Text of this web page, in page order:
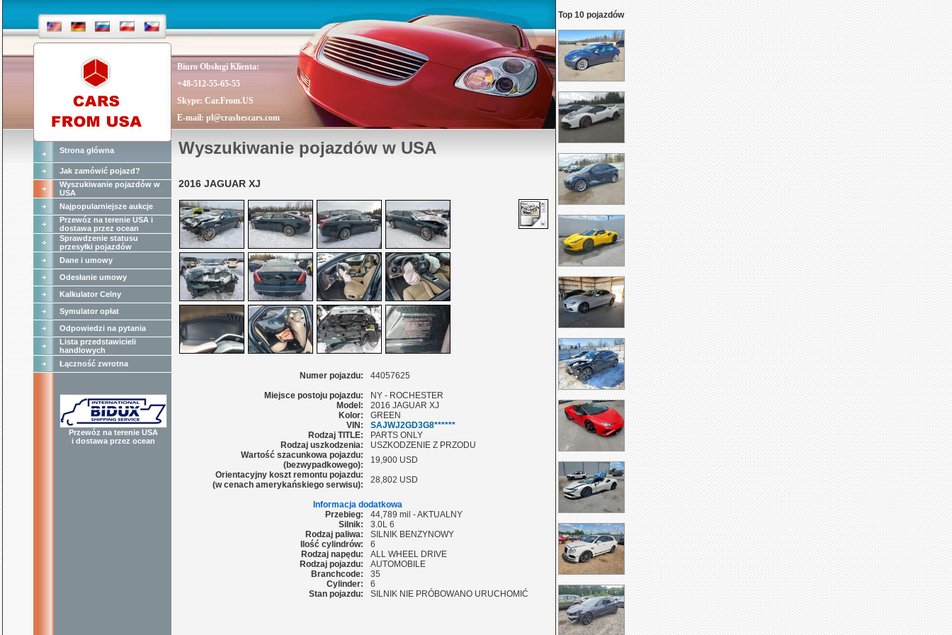
Biuro Obsługi Klienta:
+48-512-55-65-55
Skype:Car.From.US
E-mail:pl@crashescars.com
Strona główna
Jak zamówić pojazd?
Wyszukiwanie pojazdów w
USA
Najpopularniejsze aukcje
Przewóz na terenie USA i
dostawa przez ocean
Sprawdzenie statusu
przesyłki pojazdów
Dane i umowy
Odesłanie umowy
Kalkulator Celny
Symulator opłat
Odpowiedzi na pytania
Lista przedstawicieli
handlowych
Łączność zwrotna
Przewóz na terenie USA
i dostawa przez ocean
Wyszukiwanie pojazdów w USA
2016 JAGUAR XJ
Numer pojazdu:
44057625
Miejsce postoju pojazdu:
NY - ROCHESTER
Model:
2016 JAGUAR XJ
Kolor:
GREEN
VIN:
SAJWJ2GD3G8******
Rodzaj TITLE:
PARTS ONLY
Rodzaj uszkodzenia:
USZKODZENIE Z PRZODU
Wartość szacunkowa pojazdu:
(bezwypadkowego):
19,900 USD
Orientacyjny koszt remontu pojazdu:
(w cenach amerykańskiego serwisu):
28,802 USD
Informacja dodatkowa
Przebieg:
44,789 mil - AKTUALNY
Silnik:
3.0L 6
Rodzaj paliwa:
SILNIK BENZYNOWY
Ilość cylindrów:
6
Rodzaj napędu:
ALL WHEEL DRIVE
Rodzaj pojazdu:
AUTOMOBILE
Branchcode:
35
Cylinder:
6
Stan pojazdu:
SILNIK NIE PRÓBOWANO URUCHOMIĆ
Top 10 pojazdów